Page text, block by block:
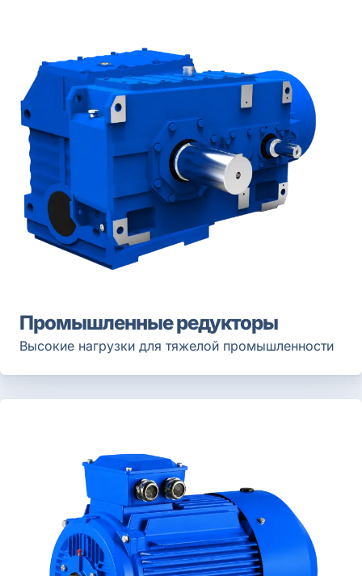
Промышленные редукторы
Высокие нагрузки для тяжелой промышленности